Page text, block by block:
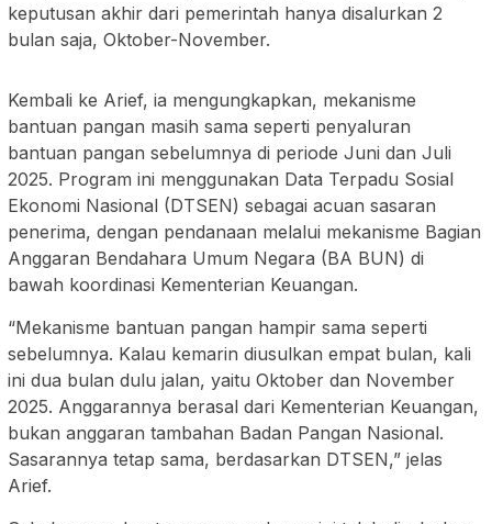
keputusan akhir dari pemerintah hanya disalurkan 2
bulan saja, Oktober-November.
Kembali ke Arief, ia mengungkapkan, mekanisme
bantuan pangan masih sama seperti penyaluran
bantuan pangan sebelumnya di periode Juni dan Juli
2025. Program ini menggunakan Data Terpadu Sosial
Ekonomi Nasional (DTSEN) sebagai acuan sasaran
penerima, dengan pendanaan melalui mekanisme Bagian
Anggaran Bendahara Umum Negara (BA BUN) di
bawah koordinasi Kementerian Keuangan.
“Mekanisme bantuan pangan hampir sama seperti
sebelumnya. Kalau kemarin diusulkan empat bulan, kali
ini dua bulan dulu jalan, yaitu Oktober dan November
2025. Anggarannya berasal dari Kementerian Keuangan,
bukan anggaran tambahan Badan Pangan Nasional.
Sasarannya tetap sama, berdasarkan DTSEN,” jelas
Arief.